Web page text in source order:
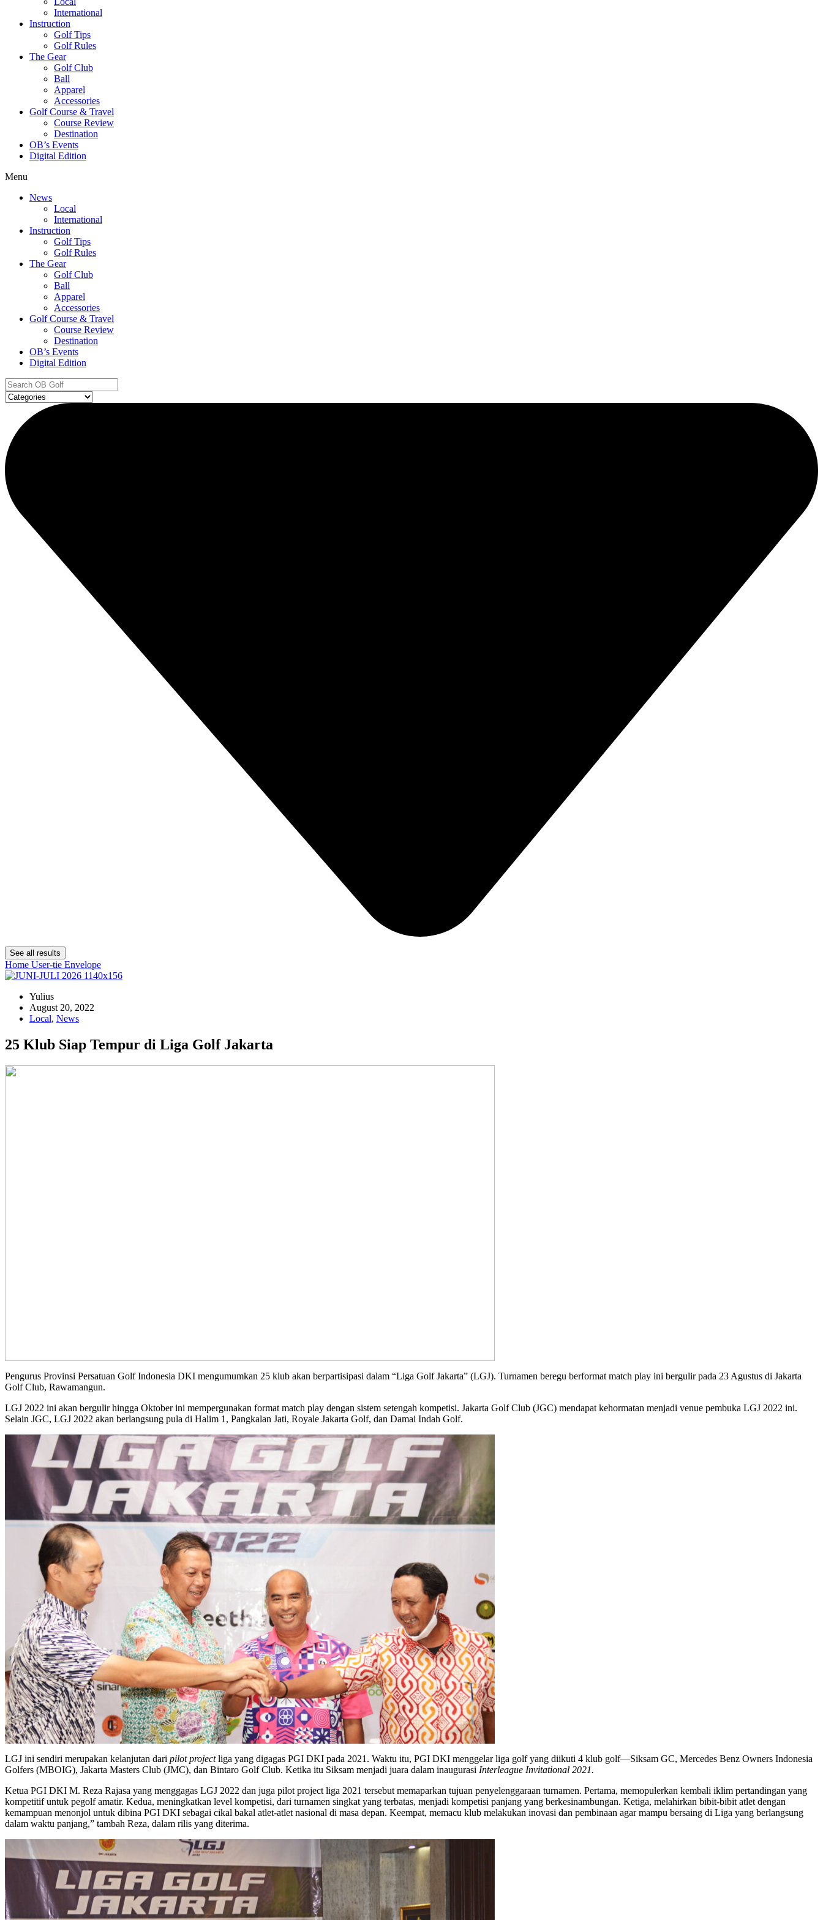
International
Instruction
Golf Tips
Golf Rules
The Gear
Golf Club
Ball
Apparel
Accessories
Golf Course & Travel
Course Review
Destination
OB’s Events
Digital Edition
Menu
News
Local
International
Instruction
Golf Tips
Golf Rules
The Gear
Golf Club
Ball
Apparel
Accessories
Golf Course & Travel
Course Review
Destination
OB’s Events
Digital Edition
See all results
Home User-tie Envelope
Yulius
August 20, 2022
Local, News
25 Klub Siap Tempur di Liga Golf Jakarta
Pengurus Provinsi Persatuan Golf Indonesia DKI mengumumkan 25 klub akan berpartisipasi dalam “Liga Golf Jakarta” (LGJ). Turnamen beregu berformat match play ini bergulir pada 23 Agustus di Jakarta
Golf Club, Rawamangun.
LGJ 2022 ini akan bergulir hingga Oktober ini mempergunakan format match play dengan sistem setengah kompetisi. Jakarta Golf Club (JGC) mendapat kehormatan menjadi venue pembuka LGJ 2022 ini.
Selain JGC, LGJ 2022 akan berlangsung pula di Halim 1, Pangkalan Jati, Royale Jakarta Golf, dan Damai Indah Golf.
LGJ ini sendiri merupakan kelanjutan dari pilot projectliga yang digagas PGI DKI pada 2021. Waktu itu, PGI DKI menggelar liga golf yang diikuti 4 klub golf—Siksam GC, Mercedes Benz Owners Indonesia
Golfers (MBOIG), Jakarta Masters Club (JMC), dan Bintaro Golf Club. Ketika itu Siksam menjadi juara dalam inaugurasi Interleague Invitational 2021.
Ketua PGI DKI M. Reza Rajasa yang menggagas LGJ 2022 dan juga pilot project liga 2021 tersebut memaparkan tujuan penyelenggaraan turnamen. Pertama, memopulerkan kembali iklim pertandingan yang
kompetitif untuk pegolf amatir. Kedua, meningkatkan level kompetisi, dari turnamen singkat yang terbatas, menjadi kompetisi panjang yang berkesinambungan. Ketiga, melahirkan bibit-bibit atlet dengan
kemampuan menonjol untuk dibina PGI DKI sebagai cikal bakal atlet-atlet nasional di masa depan. Keempat, memacu klub melakukan inovasi dan pembinaan agar mampu bersaing di Liga yang berlangsung
dalam waktu panjang,” tambah Reza, dalam rilis yang diterima.